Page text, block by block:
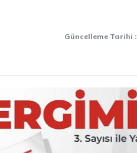
Güncelleme Tarihi